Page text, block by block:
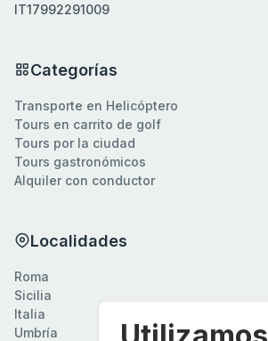
IT17992291009
Categorías
Transporte en Helicóptero
Tours en carrito de golf
Tours por la ciudad
Tours gastronómicos
Alquiler con conductor
Localidades
Roma
Sicilia
Italia
Umbría